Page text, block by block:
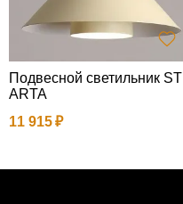
Подвесной светильник ST
ARTA
11 915